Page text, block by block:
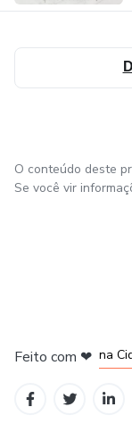
O conteúdo deste
Se você vir
Feito com ❤ na